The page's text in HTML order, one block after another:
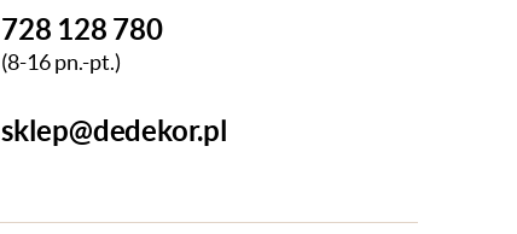
728 128 780
(8-16 pn.-pt.)
sklep@dedekor.pl